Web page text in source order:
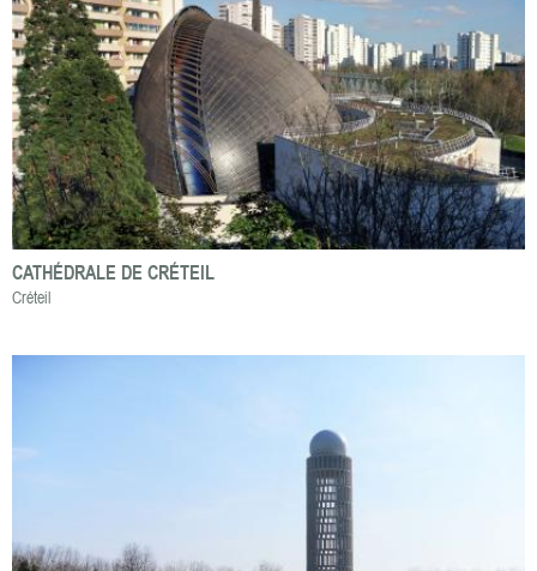
CATHÉDRALE DE CRÉTEIL
Créteil